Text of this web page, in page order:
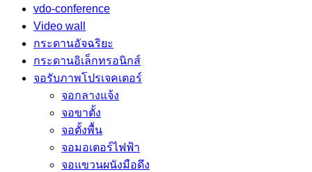
vdo-conference
Video wall
กระดานอัจฉริยะ
กระดานอิเล็กทรอนิกส์
จอรับภาพโปรเจคเตอร์
จอกลางแจ้ง
จอขาตั้ง
จอตั้งพื้น
จอมอเตอร์ไฟฟ้า
จอแขวนผนังมือดึง